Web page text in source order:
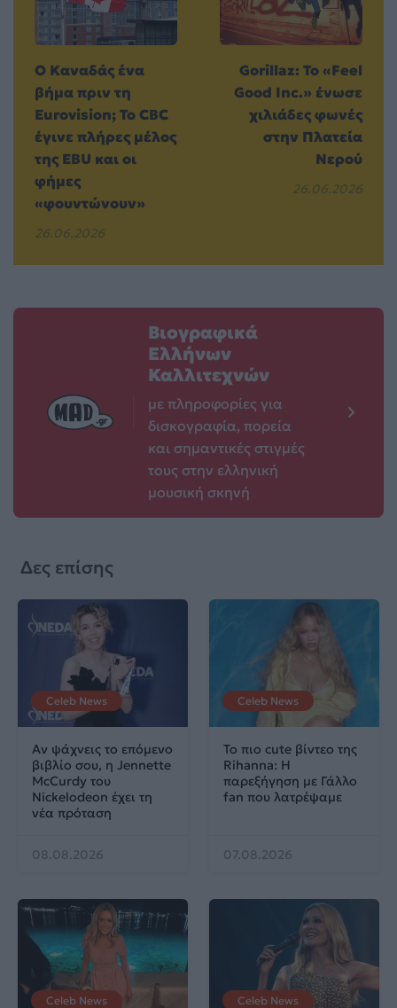
Ο Καναδάς ένα
βήμα πριν τη
Eurovision; Το CBC
έγινε πλήρες μέλος
της EBU και οι
φήμες
«φουντώνουν»
26.06.2026
Gorillaz: Το «Feel
Good Inc.» ένωσε
χιλιάδες φωνές
στην Πλατεία
Νερού
26.06.2026
Βιογραφικά
Ελλήνων
Καλλιτεχνών
με πληροφορίες για
δισκογραφία, πορεία
και σημαντικές στιγμές
τους στην ελληνική
μουσική σκηνή
Δες επίσης
Celeb News
Αν ψάχνεις το επόμενο
βιβλίο σου, η Jennette
McCurdy του
Nickelodeon έχει τη
νέα πρόταση
08.08.2026
Celeb News
Το πιο cute βίντεο της
Rihanna: Η
παρεξήγηση με Γάλλο
fan που λατρέψαμε
07.08.2026
Celeb News Celeb News